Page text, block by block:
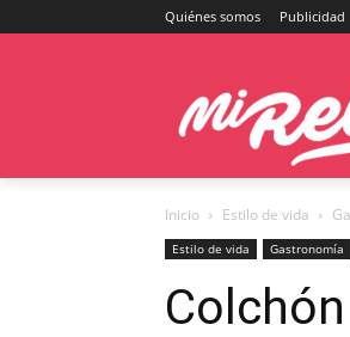
Quiénes somos Publicidad
Inicio Estilo de vida
Estilo de vida Gastronomía